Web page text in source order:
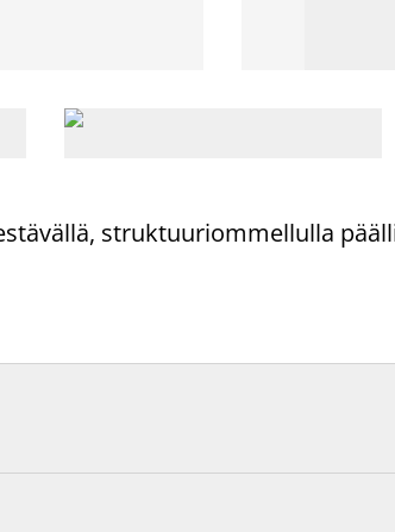
struktuuriommellulla